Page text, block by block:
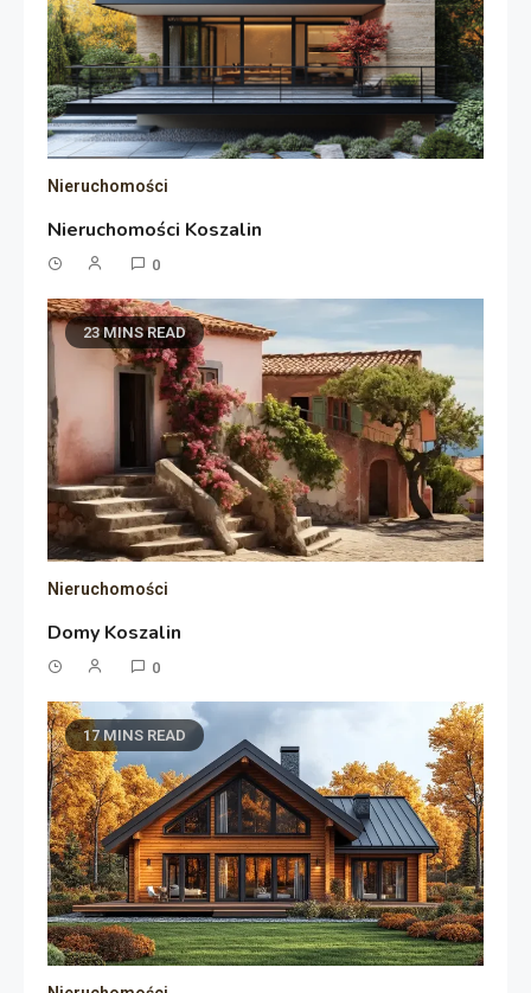
Nieruchomości
Nieruchomości Koszalin
0
23 MINS READ
Nieruchomości
Domy Koszalin
0
17 MINS READ